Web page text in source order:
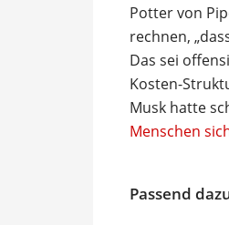
Potter von
rechnen,
Das sei
Kosten-
Musk hatte
Menschen
Passend